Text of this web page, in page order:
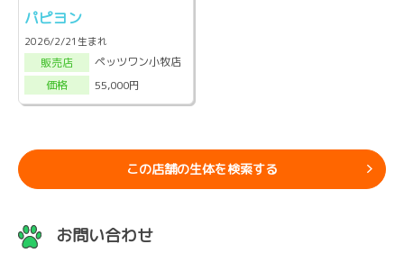
パピヨン
2026/2/21生まれ
販売店
ペッツワン小牧店
価格
55,000円
この店舗の生体を検索する
お問い合わせ